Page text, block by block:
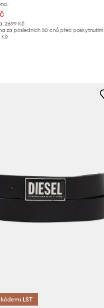
2699 Kč
za posledních 30 dnů před poskytnutím
Kč
kódem: LST